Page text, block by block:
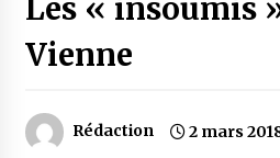
Les « insoumis
Vienne
Rédaction 2 mars